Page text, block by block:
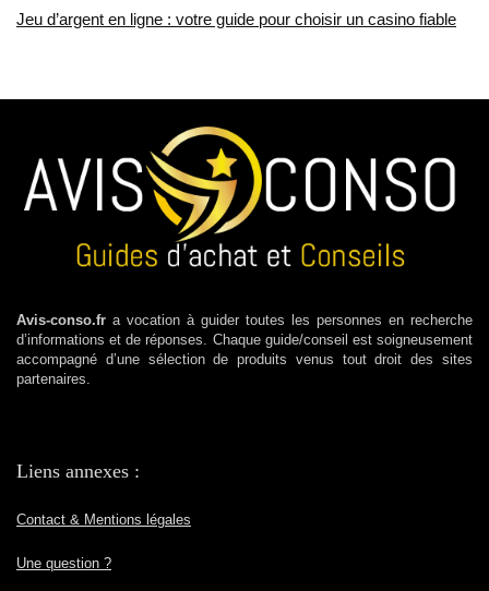
Jeu d’argent en ligne : votre guide pour choisir un casino fiable
Avis-conso.fr a vocation à guider toutes les personnes en recherche
d’informations et de réponses. Chaque guide/conseil est soigneusement
accompagné d’une sélection de produits venus tout droit des sites
partenaires.
Liens annexes :
Contact & Mentions légales
Une question ?